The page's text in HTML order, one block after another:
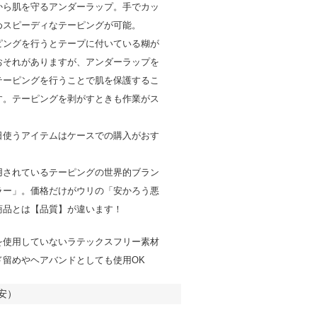
肌を守るアンダーラップ。手でカッ
ピーディなテーピングが可能。
ングを行うとテープに付いている糊が
れがありますが、アンダーラップを
ピングを行うことで肌を保護するこ
テーピングを剥がすときも作業がス
うアイテムはケースでの購入がおす
れているテーピングの世界的ブラン
ー」。価格だけがウリの「安かろう悪
とは【品質】が違います！
用していないラテックスフリー素材
めやヘアバンドとしても使用OK
）